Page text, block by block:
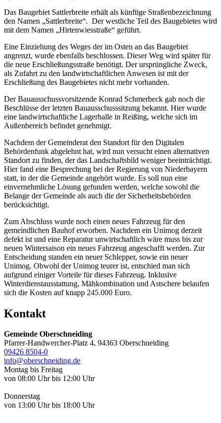
Das Baugebiet Sattlerbreite erhält als künftige Straßenbezeichnung
den Namen „Sattlerbreite“. Der westliche Teil des Baugebietes wird
mit dem Namen „Hirtenwiesstraße“ geführt.
Eine Einziehung des Weges der im Osten an das Baugebiet
angrenzt, wurde ebenfalls beschlossen. Dieser Weg wird später für
die neue Erschließungsstraße benötigt. Der ursprüngliche Zweck,
als Zufahrt zu den landwirtschaftlichen Anwesen ist mit der
Erschließung des Baugebietes nicht mehr vorhanden.
Der Bauausschussvorsitzende Konrad Schmerbeck gab noch die
Beschlüsse der letzten Bauausschusssitzung bekannt. Hier wurde
eine landwirtschaftliche Lagerhalle in Reißing, welche sich im
Außenbereich befindet genehmigt.
Nachdem der Gemeinderat den Standort für den Digitalen
Behördenfunk abgelehnt hat, wird nun versucht einen alternativen
Standort zu finden, der das Landschaftsbild weniger beeinträchtigt.
Hier fand eine Besprechung bei der Regierung von Niederbayern
statt, in der die Gemeinde angehört wurde. Es soll nun eine
einvernehmliche Lösung gefunden werden, welche sowohl die
Belange der Gemeinde als auch die der Sicherheitsbehörden
berücksichtigt.
Zum Abschluss wurde noch einen neues Fahrzeug für den
gemeindlichen Bauhof erworben. Nachdem ein Unimog derzeit
defekt ist und eine Reparatur unwirtschaftlich wäre muss bis zur
neuen Wintersaison ein neues Fahrzeug angeschafft werden. Zur
Entscheidung standen ein neuer Schlepper, sowie ein neuer
Unimog. Obwohl der Unimog teurer ist, entschied man sich
aufgrund einiger Vorteile für dieses Fahrzeug. Inklusive
Winterdienstausstattung, Mähkombination und Astschere belaufen
sich die Kosten auf knapp 245.000 Euro.
Kontakt
Gemeinde Oberschneiding
Pfarrer-Handwercher-Platz 4, 94363 Oberschneiding
09426 8504-0
info@oberschneiding.de
Montag bis Freitag
von 08:00 Uhr bis 12:00 Uhr
Donnerstag
von 13:00 Uhr bis 18:00 Uhr